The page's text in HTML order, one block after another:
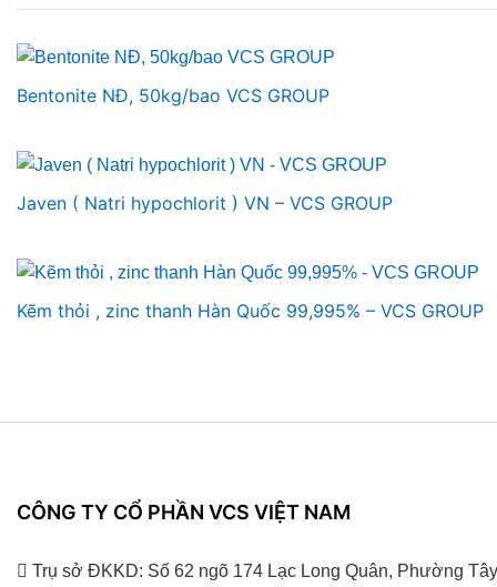
Bentonite NĐ, 50kg/bao VCS GROUP
Javen ( Natri hypochlorit ) VN – VCS GROUP
Kẽm thỏi , zinc thanh Hàn Quốc 99,995% – VCS GROUP
CÔNG TY CỔ PHẦN VCS VIỆT NAM
Trụ sở ĐKKD: Số 62 ngõ 174 Lạc Long Quân, Phường